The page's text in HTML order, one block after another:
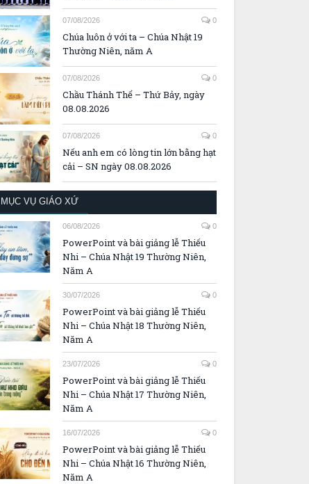
07/08/2026 0
Chúa luôn ở với ta – Chúa Nhật 19
Thường Niên, năm A
07/08/2026 0
Chầu Thánh Thể – Thứ Bảy, ngày
08.08.2026
07/08/2026 0
Nếu anh em có lòng tin lớn bằng hạt
cải – SN ngày 08.08.2026
MỤC VỤ GIÁO XỨ
06/08/2026 0
PowerPoint và bài giảng lễ Thiếu
Nhi – Chúa Nhật 19 Thường Niên,
Năm A
30/07/2026 0
PowerPoint và bài giảng lễ Thiếu
Nhi – Chúa Nhật 18 Thường Niên,
Năm A
23/07/2026 0
PowerPoint và bài giảng lễ Thiếu
Nhi – Chúa Nhật 17 Thường Niên,
Năm A
16/07/2026 0
PowerPoint và bài giảng lễ Thiếu
Nhi – Chúa Nhật 16 Thường Niên,
Năm A